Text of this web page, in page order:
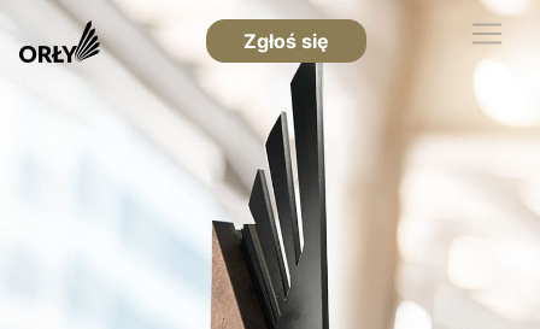
Zgłoś się